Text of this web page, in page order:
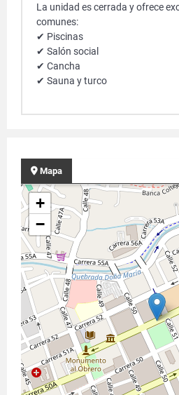
La unidad es cerrada y ofrece
comunes:
✔ Piscinas
✔ Salón social
✔ Cancha
✔ Sauna y turco
Mapa
+
−